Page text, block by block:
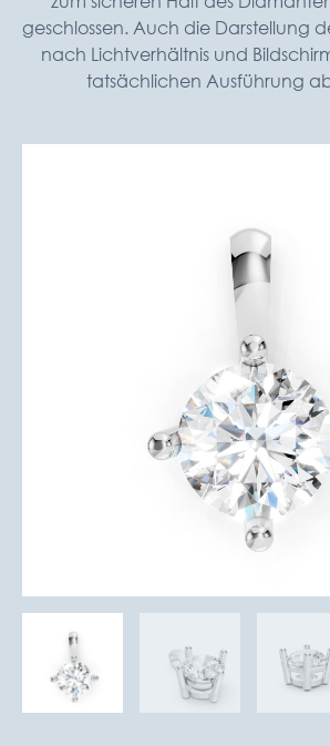
geschlossen. Auch die Darstellung
nach Lichtverhältnis und
tatsächlichen Ausführung